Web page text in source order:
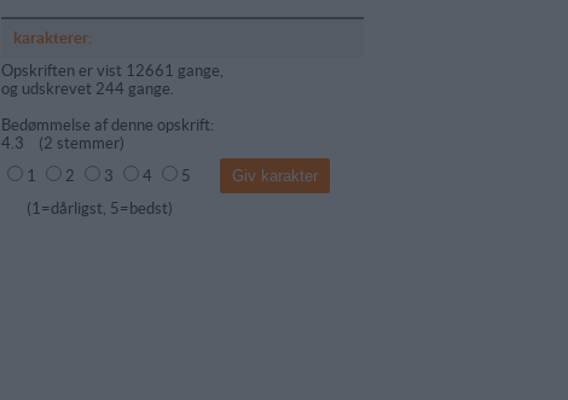
karakterer:
Opskriften er vist 12661 gange,
og udskrevet 244 gange.
Bedømmelse af denne opskrift:
4.3 (2 stemmer)
1
2 3 4
5
(1=dårligst, 5=bedst)